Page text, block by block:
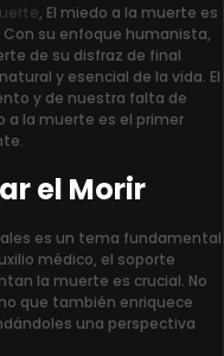
, El miedo a la muerte es
su enfoque humanista,
de su disfraz de final
y esencial de la vida. El
y de nuestra falta de
a la muerte es el primer
el Morir
es un tema fundamental
médico, el soporte
la muerte es crucial. No
que también enriquece
una perspectiva